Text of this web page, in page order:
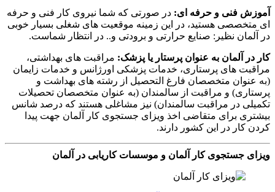
آموزش فنی و حرفه ای: در صورتی که شما نیروی کار فنی و حرفه
ای متخصصی هستید، در این زمینه موقعیت های شغلی بسیار خوبی
در آلمان نظیر: صنایع حرارتی و برودتی و.. در انتظار شماست.
کار در آلمان به عنوان پرستار یا پزشک: مراقبت های بهداشتی،
مراقبت های پرستاری، خدمات پزشکی اورژانس و خدمات زایمان
(به عنوان متخصصان فارغ التحصیل از رشته های بهداشت و
پرستاری) و مراقبت از سالمندان (به عنوان متخصصان تحصیلات
تکمیلی در مراقبت سالمندان) نیز مشاغلی هستند که درصد شانس
بیشتری برای متقاضی اخذ ویزای جستجوی کار آلمان جهت پیدا
کردن کار در این کشور دارند.
ویزای جستجوی کار آلمان و موسسات کاریابی در آلمان